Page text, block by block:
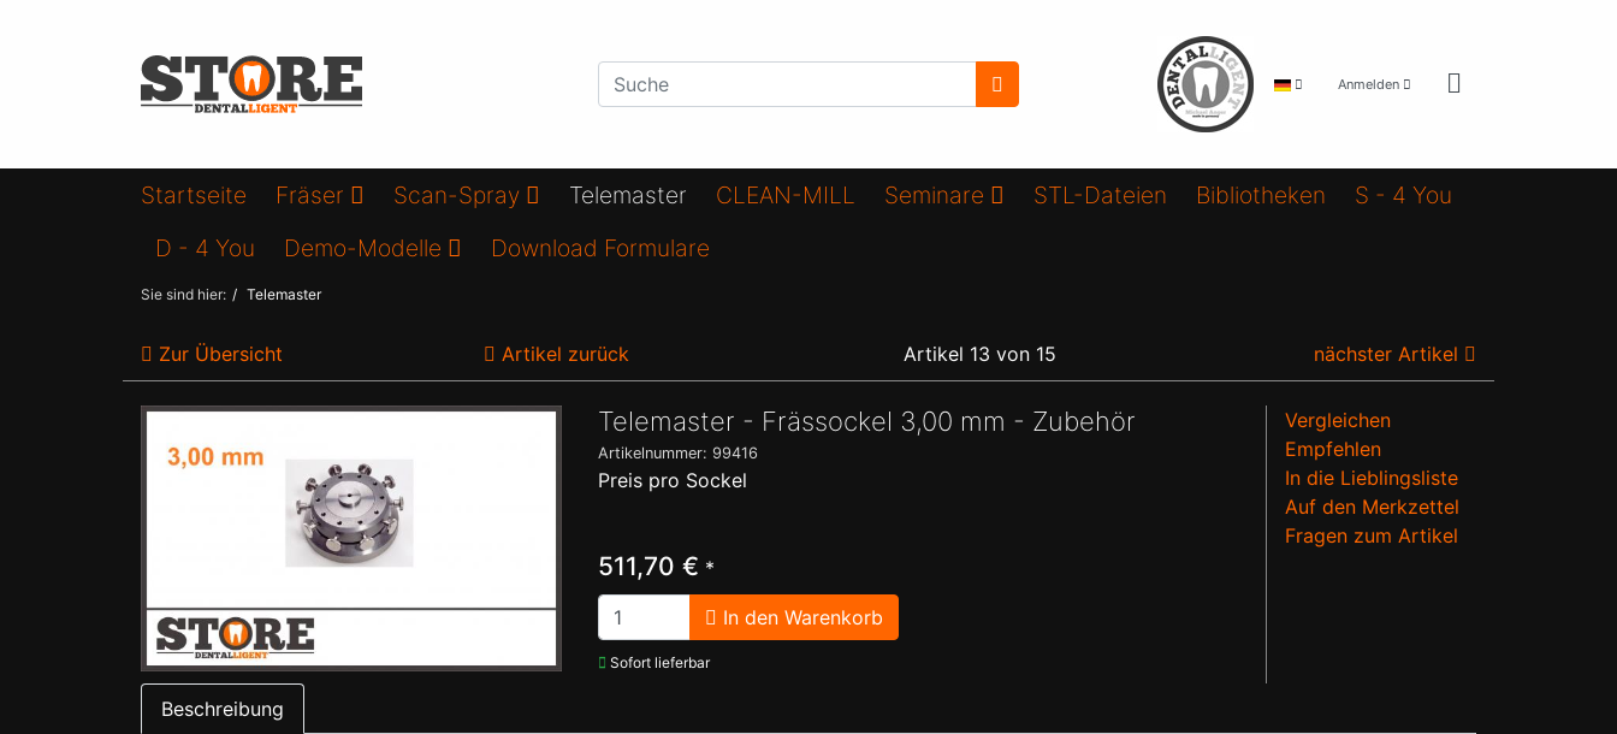
Anmelden
Startseite Fräser Scan-Spray Telemaster CLEAN-MILL Seminare STL-Dateien Bibliotheken
S - 4 You
D - 4 You
Demo-Modelle Download Formulare
Sie sind hier: Telemaster
Zur Übersicht Artikel zurück Artikel 13 von 15 nächster Artikel
Telemaster - Frässockel 3,00 mm - Zubehör
Artikelnummer: 99416
Preis pro Sockel
511,70 € *
In den Warenkorb
Sofort lieferbar
Vergleichen
Empfehlen
In die Lieblingsliste
Auf den Merkzettel
Fragen zum Artikel
Beschreibung